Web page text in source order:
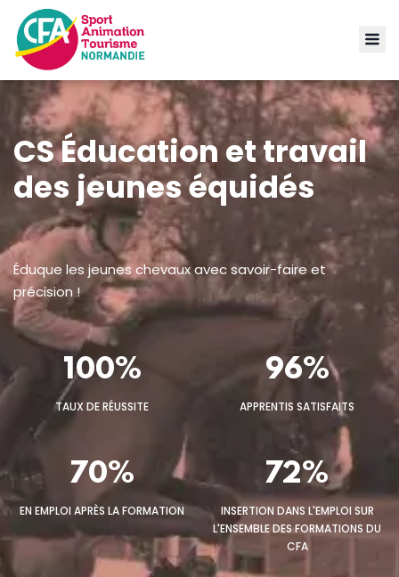
CS Éducation et travail
des jeunes équidés
Éduque les jeunes chevaux avec savoir-faire et
précision !
100%
TAUX DE RÉUSSITE
96%
APPRENTIS SATISFAITS
70%
EN EMPLOI APRÈS LA FORMATION
72%
INSERTION DANS L'EMPLOI SUR
L'ENSEMBLE DES FORMATIONS DU
CFA